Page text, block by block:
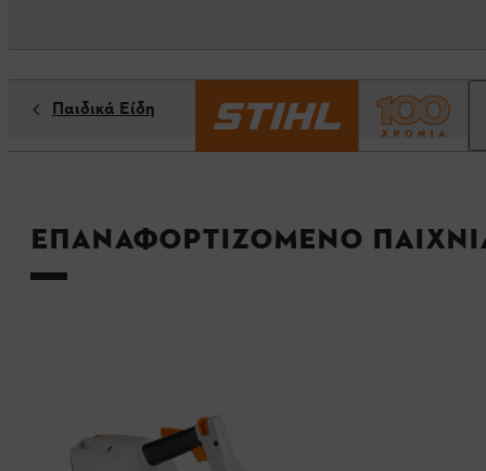
Παιδικά Είδη
Επαναφορτιζόμενο